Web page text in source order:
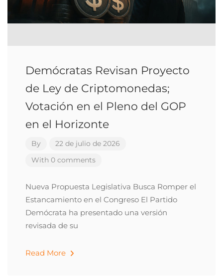
Demócratas Revisan Proyecto
de Ley de Criptomonedas;
Votación en el Pleno del GOP
en el Horizonte
By
22 de julio de 2026
With 0 comments
Nueva Propuesta Legislativa Busca Romper el
Estancamiento en el Congreso El Partido
Demócrata ha presentado una versión
revisada de su
Read More